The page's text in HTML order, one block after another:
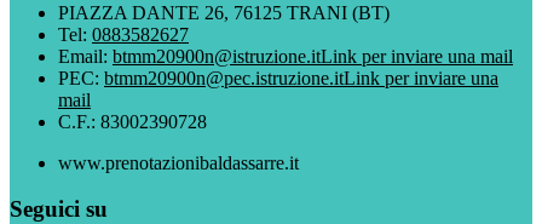
PIAZZA DANTE 26, 76125 TRANI (BT)
Tel: 0883582627
Email: btmm20900n@istruzione.itLink per inviare una mail
PEC: btmm20900n@pec.istruzione.itLink per inviare una
mail
C.F.: 83002390728
www.prenotazionibaldassarre.it
Seguici su